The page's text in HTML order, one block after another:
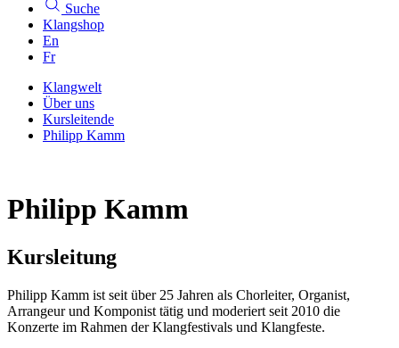
Suche
Klangshop
En
Fr
Klangwelt
Über uns
Kursleitende
Philipp Kamm
Philipp Kamm
Kursleitung
Philipp Kamm ist seit über 25 Jahren als Chorleiter, Organist,
Arrangeur und Komponist tätig und moderiert seit 2010 die
Konzerte im Rahmen der Klangfestivals und Klangfeste.